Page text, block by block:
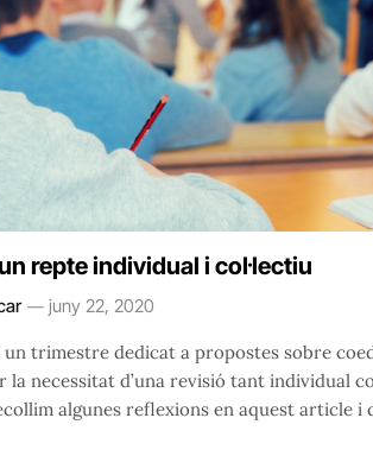
repte individual i col·lectiu
juny 22, 2020
trimestre dedicat a propostes sobre
la necessitat d’una revisió tant individual
algunes reflexions en aquest article i